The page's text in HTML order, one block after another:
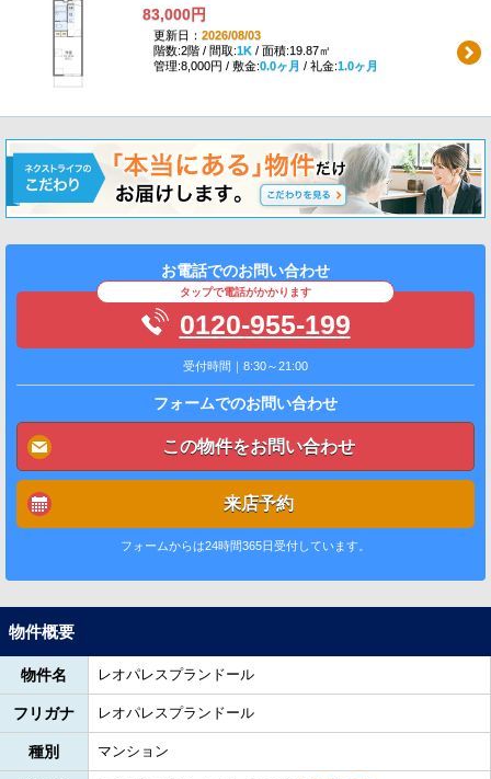
83,000円
更新日： 2026/08/03
階数:2階 / 間取:1K/ 面積:19.87㎡
管理:8,000円 / 敷金:0.0ヶ月 / 礼金:1.0ヶ月
お電話でのお問い合わせ
タップで電話がかかります
0120-955-199
受付時間｜8:30～21:00
フォームでのお問い合わせ
この物件をお問い合わせ
来店予約
フォームからは24時間365日受付しています。
物件概要
物件名 レオパレスプランドール
フリガナ レオパレスプランドール
種別 マンション